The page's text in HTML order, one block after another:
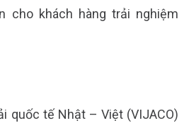
cho khách hàng trải nghiệm
quốc tế Nhật – Việt (VIJACO)